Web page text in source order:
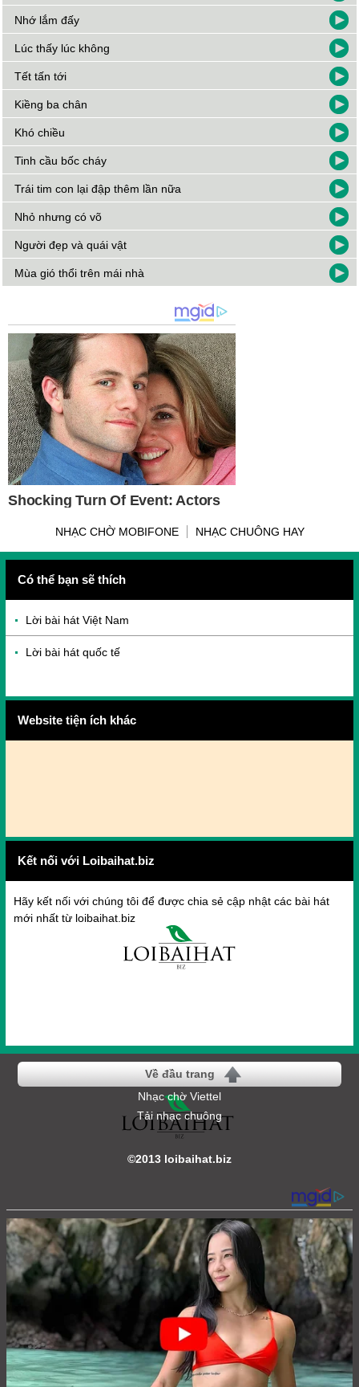
Nhớ lắm đấy
Lúc thấy lúc không
Tết tấn tới
Kiềng ba chân
Khó chiều
Tinh cầu bốc cháy
Trái tim con lại đập thêm lần nữa
Nhỏ nhưng có võ
Người đẹp và quái vật
Mùa gió thổi trên mái nhà
NHẠC CHỜ MOBIFONE NHẠC CHUÔNG HAY
Có thể bạn sẽ thích
Lời bài hát Việt Nam
Lời bài hát quốc tế
Website tiện ích khác
Kết nối với Loibaihat.biz
Hãy kết nối với chúng tôi để được chia sẻ cập nhật các bài hát
mới nhất từ loibaihat.biz
Về đầu trang
Nhạc chờ Viettel
Tải nhạc chuông
©2013 loibaihat.biz